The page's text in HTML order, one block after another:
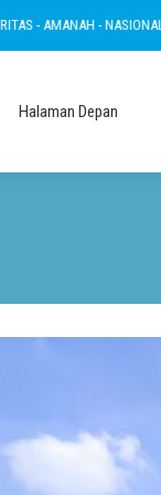
- NASIONALIS
Halaman Depan